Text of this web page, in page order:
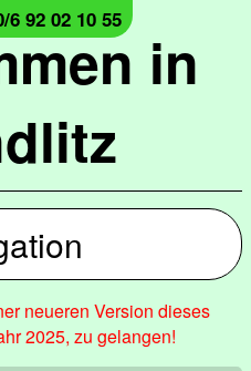
in
92 02 10 55
neueren Version dieses
2025, zu gelangen!